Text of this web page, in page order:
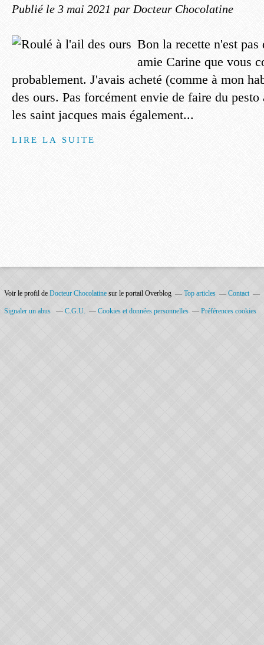
Publié le 3 mai 2021 par Docteur Chocolatine
Bon la recette n'est
amie Carine que vous
probablement. J'avais acheté (comme à mon
des ours. Pas forcément envie de faire du
les saint jacques mais également...
LIRE LA SUITE
Voir le profil de Docteur Chocolatine sur le portail Overblog Top articles Contact
Signaler un abus C.G.U. Cookies et données personnelles Préférences cookies